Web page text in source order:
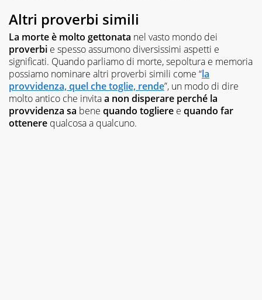
Altri proverbi simili
La morte è molto gettonata nel vasto mondo dei
proverbi e spesso assumono diversissimi aspetti e
significati. Quando parliamo di morte, sepoltura e memoria
possiamo nominare altri proverbi simili come “la
provvidenza, quel che toglie, rende”, un modo di dire
molto antico che invitaa non disperare perché la
provvidenza sa bene quando togliere e quando far
ottenere qualcosa a qualcuno.